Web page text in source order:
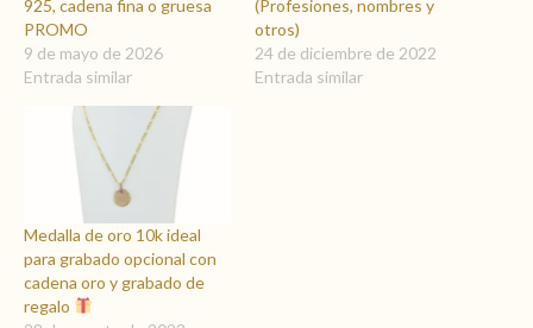
925, cadena fina o gruesa
PROMO
9 de mayo de 2026
Entrada similar
(Profesiones, nombres y
otros)
24 de diciembre de 2022
Entrada similar
Medalla de oro 10k ideal
para grabado opcional con
cadena oro y grabado de
regalo